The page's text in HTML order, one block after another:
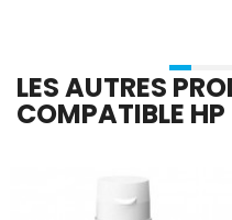
LES AUTRES
COMPATIBLE HP